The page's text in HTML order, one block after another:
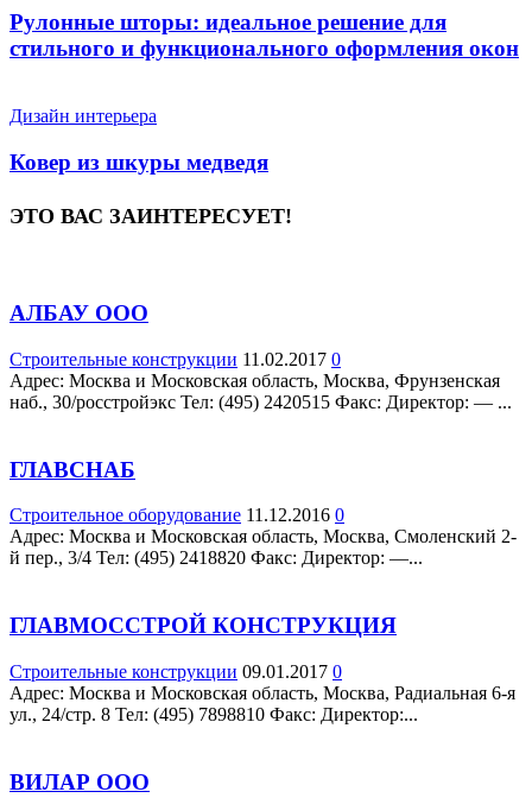
Рулонные шторы: идеальное решение для
стильного и функционального оформления окон
Дизайн интерьера
Ковер из шкуры медведя
ЭТО ВАС ЗАИНТЕРЕСУЕТ!
АЛБАУ ООО
Строительные конструкции 11.02.2017 0
Адрес: Москва и Московская область, Москва, Фрунзенская
наб., 30/росстройэкс Teл: (495) 2420515 Факс: Директор: — ...
ГЛАВСНАБ
Строительное оборудование 11.12.2016 0
Адрес: Москва и Московская область, Москва, Смоленский 2-
й пер., 3/4 Teл: (495) 2418820 Факс: Директор: —...
ГЛАВМОССТРОЙ КОНСТРУКЦИЯ
Строительные конструкции 09.01.2017 0
Адрес: Москва и Московская область, Москва, Радиальная 6-я
ул., 24/стр. 8 Teл: (495) 7898810 Факс: Директор:...
ВИЛАР ООО